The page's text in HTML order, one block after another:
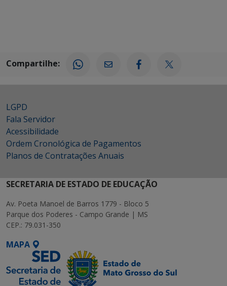
Compartilhe:
LGPD
Fala Servidor
Acessibilidade
Ordem Cronológica de Pagamentos
Planos de Contratações Anuais
SECRETARIA DE ESTADO DE EDUCAÇÃO
Av. Poeta Manoel de Barros 1779 - Bloco 5
Parque dos Poderes - Campo Grande | MS
CEP.: 79.031-350
MAPA